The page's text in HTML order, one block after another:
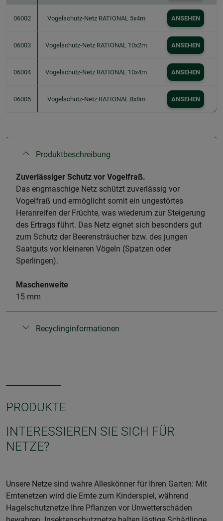
06002 Vogelschutz-Netz RATIONAL 5x4m ANSEHEN
06003 Vogelschutz-Netz RATIONAL 10x2m ANSEHEN
06004 Vogelschutz-Netz RATIONAL 10x4m ANSEHEN
06005 Vogelschutz-Netz RATIONAL 8x8m ANSEHEN
Produktbeschreibung
Zuverlässiger Schutz vor Vogelfraß.
Das engmaschige Netz schützt zuverlässig vor
Vogelfraß und ermöglicht somit ein ungestörtes
Heranreifen der Früchte, was wiederum zur Steigerung
des Ertrags führt. Das Netz eignet sich besonders gut
zum Schutz der Beerensträucher bzw. des jungen
Saatguts vor kleineren Vögeln (Spatzen oder
Sperlingen).
Maschenweite
15 mm
Recyclinginformationen
PRODUKTE
INTERESSIEREN SIE SICH FÜR
NETZE?
Unsere Netze sind wahre Alleskönner für Ihren Garten: Mit
Erntenetzen wird die Ernte zum Kinderspiel, während
Hagelschutznetze Ihre Pflanzen vor Unwetterschäden